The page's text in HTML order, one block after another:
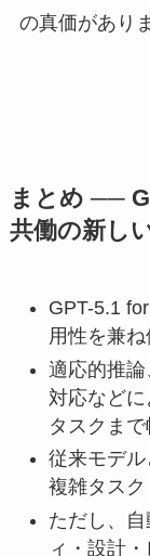
の真価があり
まとめ ──
共働の新し
GPT-5.1
用性を兼
適応的推
対応など
タスクま
従来モデル
複雑タス
ただし、
ィ・設計